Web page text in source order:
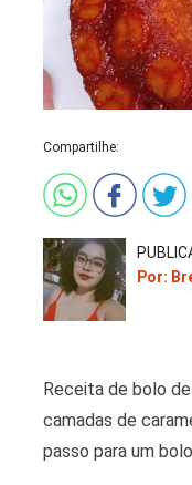
Compartilhe:
Por:
Receita de bolo
camadas de
passo para um